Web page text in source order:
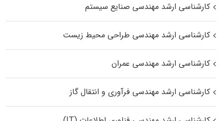
کارشناسی ارشد مهندسی صنایع سیستم
کارشناسی ارشد مهندسی طراحی محیط زیست
کارشناسی ارشد مهندسی عمران
کارشناسی ارشد مهندسی فرآوری و انتقال گاز